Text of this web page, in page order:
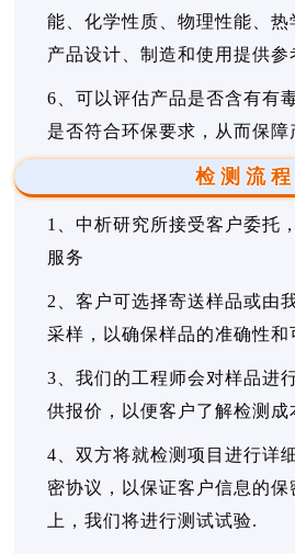
能、化学性质、物理性能、热
产品设计、制造和使用提供参
6、可以评估产品是否含有有
是否符合环保要求，从而保障
检测流程
1、中析研究所接受客户委托
服务
2、客户可选择寄送样品或由
采样，以确保样品的准确性和
3、我们的工程师会对样品进
供报价，以便客户了解检测成
4、双方将就检测项目进行详
密协议，以保证客户信息的保
上，我们将进行测试试验.